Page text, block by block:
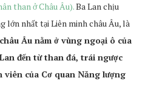
than ở Châu Âu).Ba Lan chịu
lớn nhất tại Liên minh châu Âu, là
Âu nằm ở vùng ngoại ô của
đến từ than đá, trái ngược
viên của Cơ quan Năng lượng